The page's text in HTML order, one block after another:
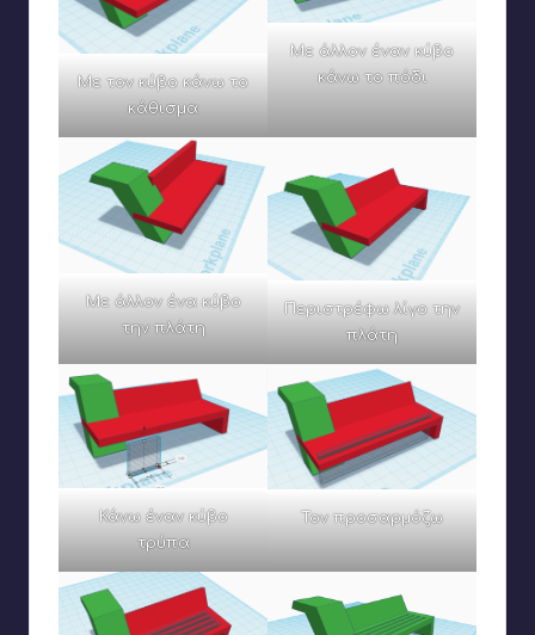
Με τον κύβο κάνω το
κάθισμα
Με άλλον έναν κύβο
κάνω το πόδι
Με άλλον ένα κύβο
την πλάτη
Περιστρέφω λίγο την
πλάτη
Κάνω έναν κύβο
τρύπα
Τον προσαρμόζω